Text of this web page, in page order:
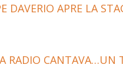
DAVERIO APRE LA
RADIO CANTAVA…UN